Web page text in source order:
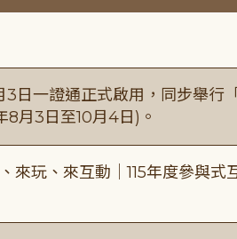
3日一證通正式啟用，同步舉行
8月3日至10月4日)。
來玩、來互動｜115年度參與式